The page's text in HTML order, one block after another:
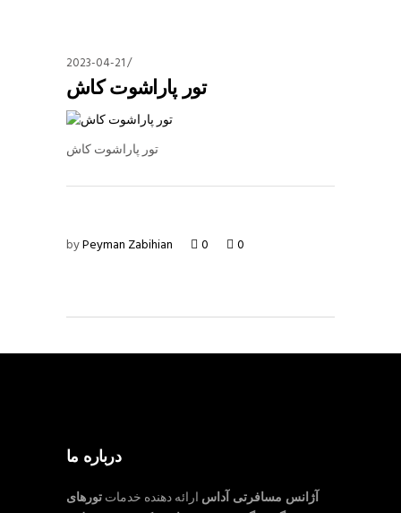
2023-04-21
تور پاراشوت کاش
تور پاراشوت کاش
byPeyman Zabihian 0 0
درباره ما
آژانس مسافرتی آداس ارائه دهنده خدماتتورهای